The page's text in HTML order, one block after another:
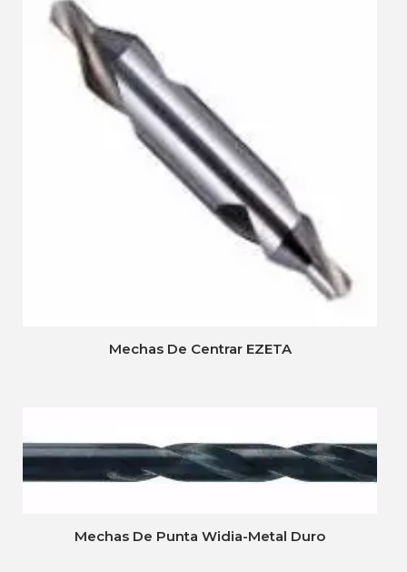
Mechas De Centrar EZETA
Mechas De Punta Widia-Metal Duro